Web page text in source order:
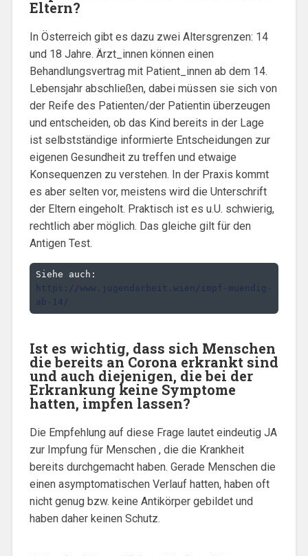
Eltern?
In Österreich gibt es dazu zwei Altersgrenzen: 14
und 18 Jahre. Ärzt_innen können einen
Behandlungsvertrag mit Patient_innen ab dem 14.
Lebensjahr abschließen, dabei müssen sie sich von
der Reife des Patienten/der Patientin überzeugen
und entscheiden, ob das Kind bereits in der Lage
ist selbstständige informierte Entscheidungen zur
eigenen Gesundheit zu treffen und etwaige
Konsequenzen zu verstehen. In der Praxis kommt
es aber selten vor, meistens wird die Unterschrift
der Eltern eingeholt. Praktisch ist es u.U. schwierig,
rechtlich aber möglich. Das gleiche gilt für den
Antigen Test.
https://www.jugendarbeit.wien/impf-muendig-
ab-14/
Ist es wichtig, dass sich Menschen
die bereits an Corona erkrankt sind
und auch diejenigen, die bei der
Erkrankung keine Symptome
hatten, impfen lassen?
Die Empfehlung auf diese Frage lautet eindeutig JA
zur Impfung für Menschen , die die Krankheit
bereits durchgemacht haben. Gerade Menschen die
einen asymptomatischen Verlauf hatten, haben oft
nicht genug bzw. keine Antikörper gebildet und
haben daher keinen Schutz.